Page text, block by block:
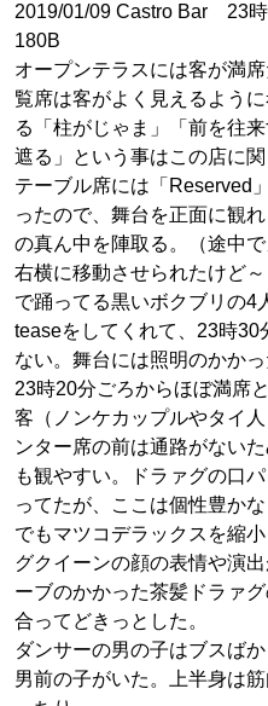
2019/01/09 Castro Bar 23
180B
オープンテラスには客が満
覧席は客がよく見えるよう
る「柱がじゃま」「前を往
遮る」という事はこの店に
テーブル席には「Reserved
ったので、舞台を正面に観
の真ん中を陣取る。（途中
右横に移動させられたけど
で踊ってる黒いボクブリの4
teaseをしてくれて、23時
ない。舞台には照明のかか
23時20分ごろからほぼ満席
客（ノンケカップルやタイ
ンター席の前は通路がない
も観やすい。ドラァグの口
ってたが、ここは個性豊か
でもマツコデラックスを縮
グクイーンの顔の表情や演
ーブのかかった茶髪ドラァ
合ってどきっとした。
ダンサーの男の子はブスば
男前の子がいた。上半身は